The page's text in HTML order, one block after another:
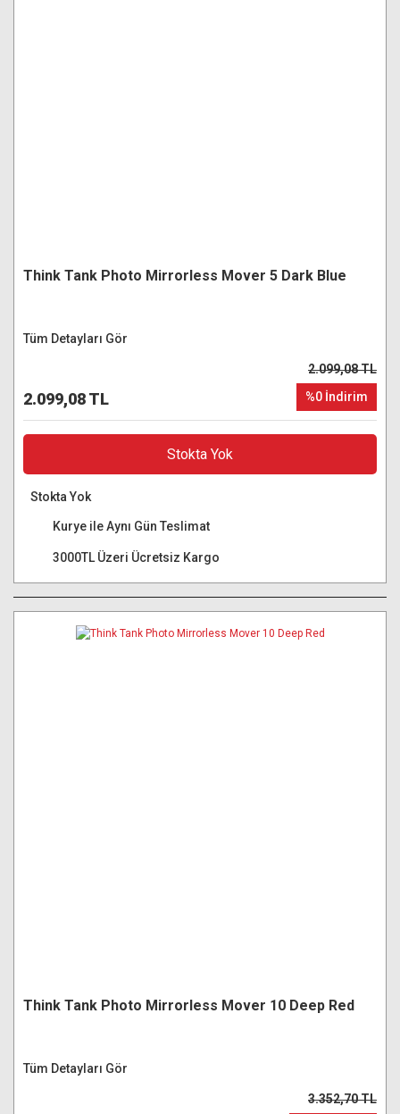
Think Tank Photo Mirrorless Mover 5 Dark Blue
Tüm Detayları Gör
2.099,08 TL
2.099,08 TL
%0 İndirim
Stokta Yok
Stokta Yok
Kurye ile Aynı Gün Teslimat
3000TL Üzeri Ücretsiz Kargo
Think Tank Photo Mirrorless Mover 10 Deep Red
Tüm Detayları Gör
3.352,70 TL